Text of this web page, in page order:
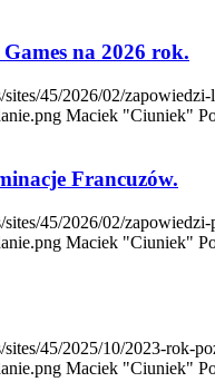
na 2026 rok.
45/2026/02/
Maciek "Ciuniek"
Francuzów.
45/2026/02/zapowiedzi-
Maciek "Ciuniek"
45/2025/10/2023-rok-
Maciek "Ciuniek"